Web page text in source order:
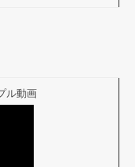
ル動画